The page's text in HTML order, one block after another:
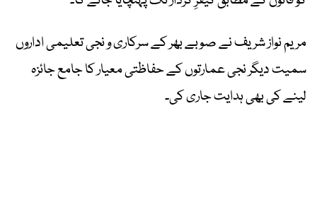
مریم نواز شریف نے صوبے بھر کے سرکاری و نجی تعلیمی اداروں
سمیت دیگر نجی عمارتوں کے حفاظتی معیار کا جامع جائزہ
لینے کی بھی ہدایت جاری کی۔